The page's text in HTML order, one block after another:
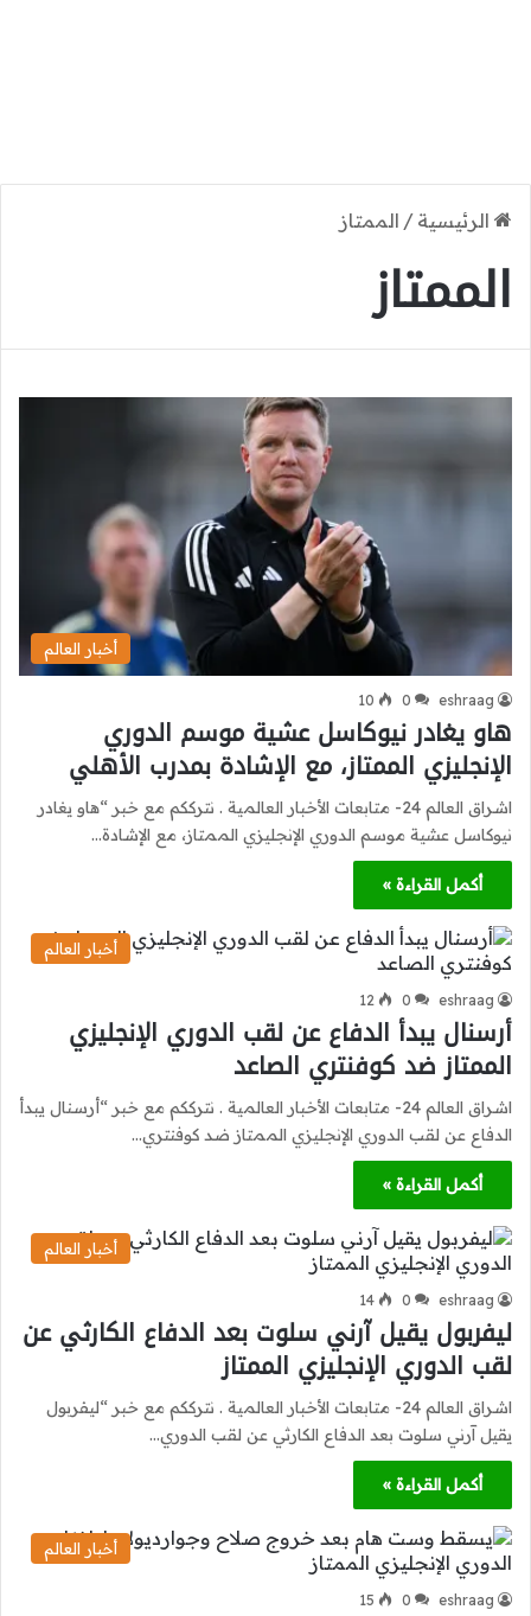
الرئيسية / الممتاز
الممتاز
أخبار العالم
eshraag
0
10
هاو يغادر نيوكاسل عشية موسم الدوري
الإنجليزي الممتاز، مع الإشادة بمدرب الأهلي
اشراق العالم 24- متابعات الأخبار العالمية . نترككم مع خبر “هاو يغادر
نيوكاسل عشية موسم الدوري الإنجليزي الممتاز، مع الإشادة…
أكمل القراءة »
أخبار العالم
eshraag
0
12
أرسنال يبدأ الدفاع عن لقب الدوري الإنجليزي
الممتاز ضد كوفنتري الصاعد
اشراق العالم 24- متابعات الأخبار العالمية . نترككم مع خبر “أرسنال يبدأ
الدفاع عن لقب الدوري الإنجليزي الممتاز ضد كوفنتري…
أكمل القراءة »
أخبار العالم
eshraag
0
14
ليفربول يقيل آرني سلوت بعد الدفاع الكارثي عن
لقب الدوري الإنجليزي الممتاز
اشراق العالم 24- متابعات الأخبار العالمية . نترككم مع خبر “ليفربول
يقيل آرني سلوت بعد الدفاع الكارثي عن لقب الدوري…
أكمل القراءة »
أخبار العالم
eshraag
0
15